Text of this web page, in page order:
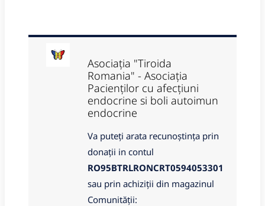
Asociația "Tiroida
Romania" - Asociația
Pacienților cu afecțiuni
endocrine si boli autoimun
endocrine
Va puteți arata recunoștința prin
donații in contul
RO95BTRLRONCRT0594053301
sau prin achiziții din magazinul
Comunității: